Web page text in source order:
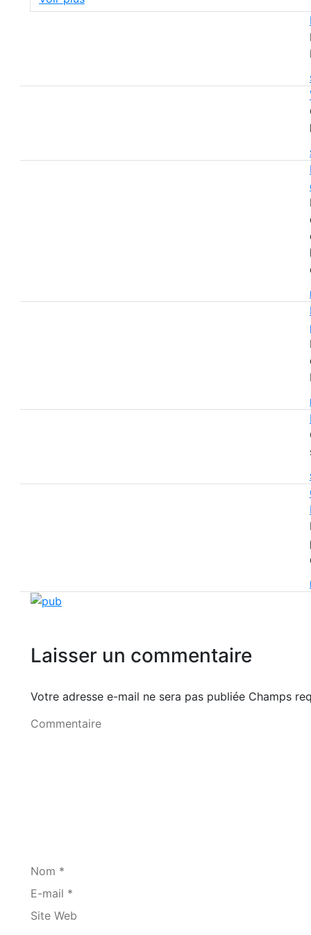
Laisser un commentaire
Votre adresse e-mail ne sera pas publiée Champs
Commentaire
Nom *
E-mail *
Site Web